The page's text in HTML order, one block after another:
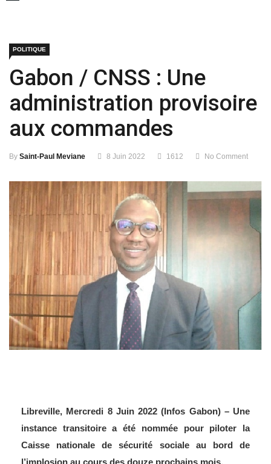
POLITIQUE
Gabon / CNSS : Une
administration provisoire
aux commandes
By Saint-Paul Meviane 8 Juin 2022 1612 No Comment
Libreville, Mercredi 8 Juin 2022 (Infos Gabon) – Une
instance transitoire a été nommée pour piloter la
Caisse nationale de sécurité sociale au bord de
l’implosion au cours des douze prochains mois.